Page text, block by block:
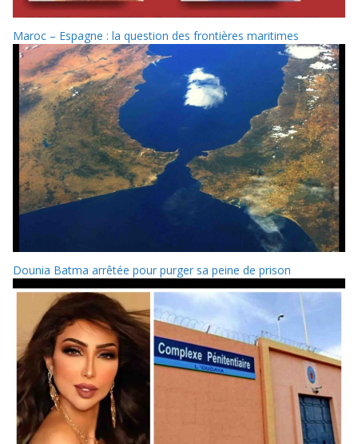
Maroc – Espagne : la question des frontières maritimes
Dounia Batma arrêtée pour purger sa peine de prison